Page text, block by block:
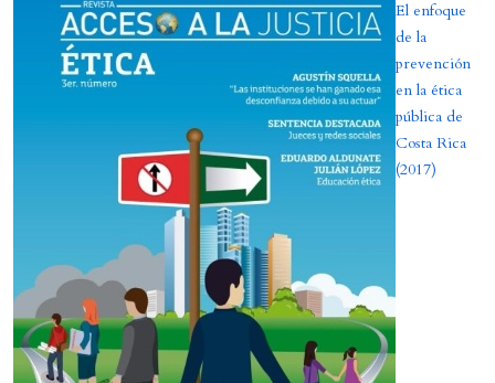
El enfoque
de la
prevención
en la ética
pública de
Costa Rica
(2017)